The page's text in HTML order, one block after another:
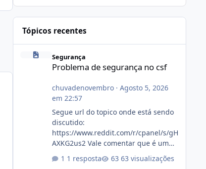
Tópicos recentes
Problema de segurança no csf
Segurança
Problema de segurança no csf
chuvadenovembro· Agosto 5, 2026
em 22:57
Segue url do topico onde está sendo
discutido:
https://www.reddit.com/r/cpanel/s/gH
AXKG2us2 Vale comentar que é um
topico do cpanel... Não sei como ta a
pegada no da.
1 resposta 63 visualizações